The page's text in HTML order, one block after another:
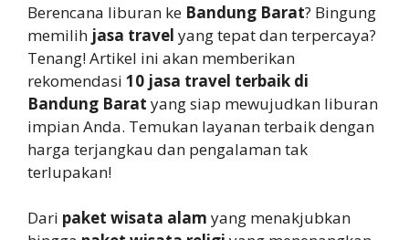
Berencana liburan ke Bandung Barat? Bingung
memilih jasa travel yang tepat dan terpercaya?
Tenang! Artikel ini akan memberikan
rekomendasi 10 jasa travel terbaik di
Bandung Barat yang siap mewujudkan liburan
impian Anda. Temukan layanan terbaik dengan
harga terjangkau dan pengalaman tak
terlupakan!
Dari paket wisata alam yang menakjubkan